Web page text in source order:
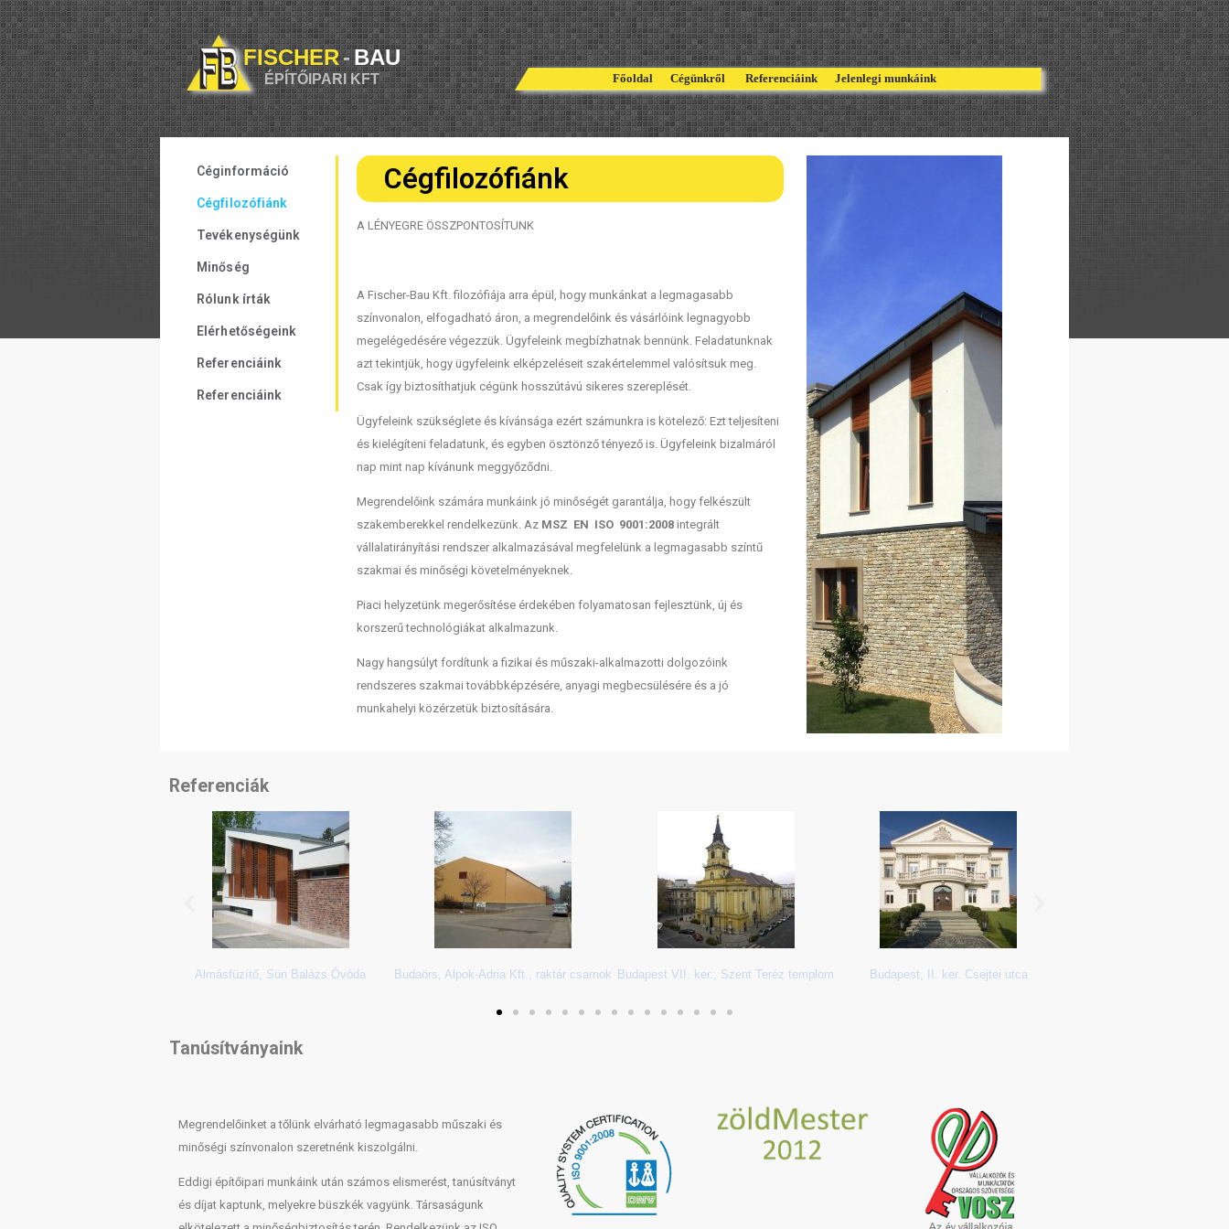
Főoldal Cégünkről Referenciáink Jelenlegi munkáink
FISCHER-BAU
ÉPÍTŐIPARI KFT
Céginformáció
Cégfilozófiánk
Tevékenységünk
Minőség
Rólunk írták
Elérhetőségeink
Referenciáink
Referenciáink
Cégfilozófiánk
A LÉNYEGRE ÖSSZPONTOSÍTUNK
A Fischer-Bau Kft. filozófiája arra épül, hogy munkánkat a legmagasabb
színvonalon, elfogadható áron, a megrendelőink és vásárlóink legnagyobb
megelégedésére végezzük. Ügyfeleink megbízhatnak bennünk. Feladatunknak
azt tekintjük, hogy ügyfeleink elképzeléseit szakértelemmel valósítsuk meg.
Csak így biztosíthatjuk cégünk hosszútávú sikeres szereplését.
Ügyfeleink szükséglete és kívánsága ezért számunkra is kötelező: Ezt teljesíteni
és kielégíteni feladatunk, és egyben ösztönző tényező is. Ügyfeleink bizalmáról
nap mint nap kívánunk meggyőződni.
Megrendelőink számára munkáink jó minőségét garantálja, hogy felkészült
szakemberekkel rendelkezünk. Az MSZ EN ISO 9001:2008integrált
vállalatirányítási rendszer alkalmazásával megfelelünk a legmagasabb színtű
szakmai és minőségi követelményeknek.
Piaci helyzetünk megerősítése érdekében folyamatosan fejlesztünk, új és
korszerű technológiákat alkalmazunk.
Nagy hangsúlyt fordítunk a fizikai és műszaki-alkalmazotti dolgozóink
rendszeres szakmai továbbképzésére, anyagi megbecsülésére és a jó
munkahelyi közérzetük biztosítására.
Referenciák
Almásfüzítő, Sün Balázs Óvóda Budaörs, Alpok-Adria Kft., raktár csarnok Budapest VII. ker., Szent Teréz templom Budapest, II. ker. Csejtei utca
Tanúsítványaink
Megrendelőinket a tőlünk elvárható legmagasabb műszaki és
minőségi színvonalon szeretnénk kiszolgálni.
Eddigi építőipari munkáink után számos elismerést, tanúsítványt
és díjat kaptunk, melyekre büszkék vagyünk. Társaságunk